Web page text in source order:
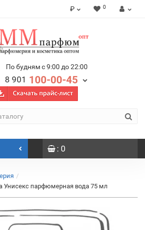
₽ 0
По будням с 9:00 до 22:00
8 901 100-00-45
: 0
Унисекс парфюмерная вода 75 мл